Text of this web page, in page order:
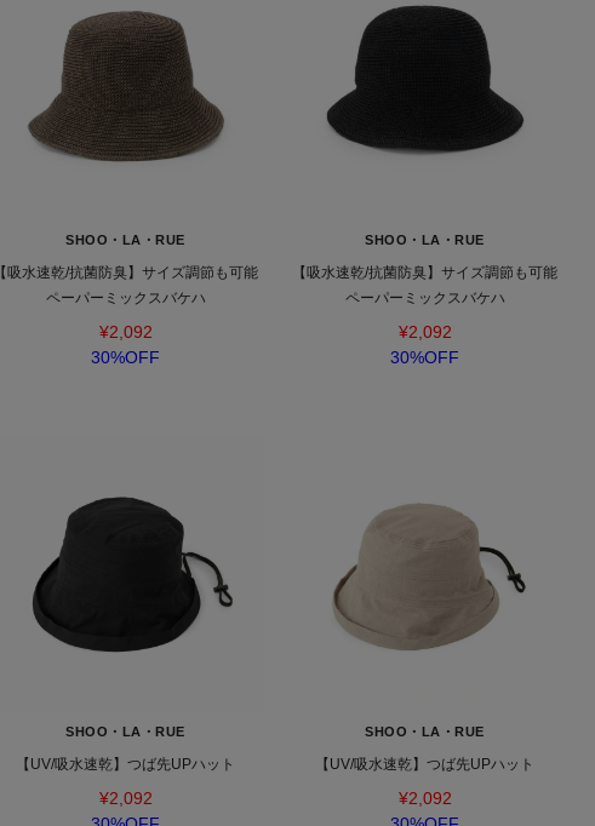
SHOO・LA・RUE
【吸水速乾/抗菌防臭】サイズ調節も可能
ペーパーミックスバケハ
¥2,092
30%OFF
SHOO・LA・RUE
【吸水速乾/抗菌防臭】サイズ調節も可能
ペーパーミックスバケハ
¥2,092
30%OFF
SHOO・LA・RUE
【UV/吸水速乾】つば先UPハット
¥2,092
SHOO・LA・RUE
【UV/吸水速乾】つば先UPハット
¥2,092